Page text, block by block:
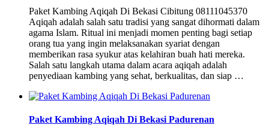
Paket Kambing Aqiqah Di Bekasi Cibitung 08111045370
Aqiqah adalah salah satu tradisi yang sangat dihormati dalam
agama Islam. Ritual ini menjadi momen penting bagi setiap
orang tua yang ingin melaksanakan syariat dengan
memberikan rasa syukur atas kelahiran buah hati mereka.
Salah satu langkah utama dalam acara aqiqah adalah
penyediaan kambing yang sehat, berkualitas, dan siap …
Paket Kambing Aqiqah Di Bekasi Padurenan